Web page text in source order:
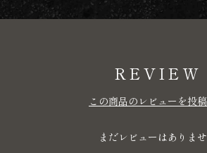
REVIEW
この商品のレビューを投
まだレビューはありま